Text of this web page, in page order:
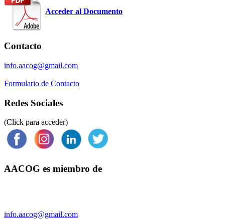
Acceder al Documento
Contacto
info.aacog@gmail.com
Formulario de Contacto
Redes Sociales
(Click para acceder)
AACOG es miembro de
info.aacog@gmail.com